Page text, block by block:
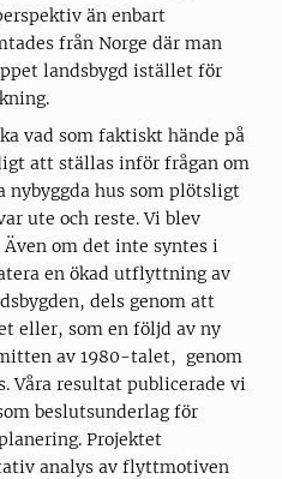
än enbart
från Norge där man
landsbygd istället för
vad som faktiskt hände på
att ställas inför frågan om
hus som plötsligt
ute och reste. Vi blev
om det inte syntes i
en ökad utflyttning av
dels genom att
eller, som en följd av ny
av 1980-talet, genom
Våra resultat publicerade vi
beslutsunderlag för
Projektet
analys av flyttmotiven